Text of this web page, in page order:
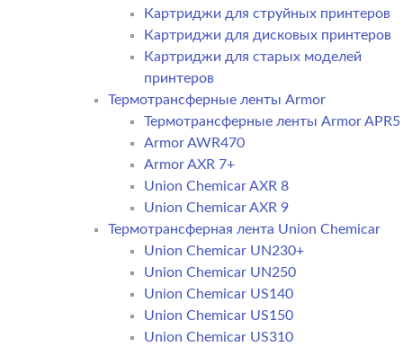
Картриджи для струйных принтеров
Картриджи для дисковых принтеров
Картриджи для старых моделей
принтеров
Термотрансферные ленты Armor
Термотрансферные ленты Armor APR5
Armor AWR470
Armor AXR 7+
Union Chemicar AXR 8
Union Chemicar AXR 9
Термотрансферная лента Union Chemicar
Union Chemicar UN230+
Union Chemicar UN250
Union Chemicar US140
Union Chemicar US150
Union Chemicar US310